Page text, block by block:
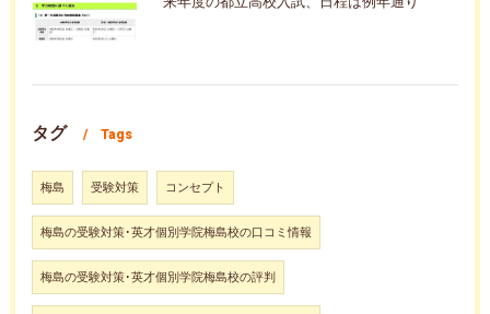
タグ Tags
梅島 受験対策 コンセプト
梅島の受験対策･英才個別学院梅島校の口コミ情報
梅島の受験対策･英才個別学院梅島校の評判